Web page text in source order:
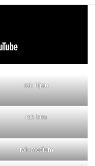
rak hijau
rak biru
rak medium